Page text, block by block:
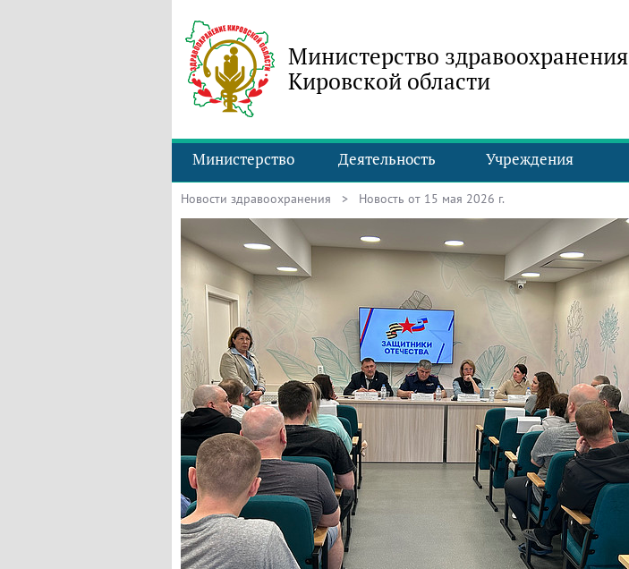
Министерство здравоохранения
Кировской области
Министерство Деятельность Учреждения
Новости здравоохранения > Новость от 15 мая 2026 г.